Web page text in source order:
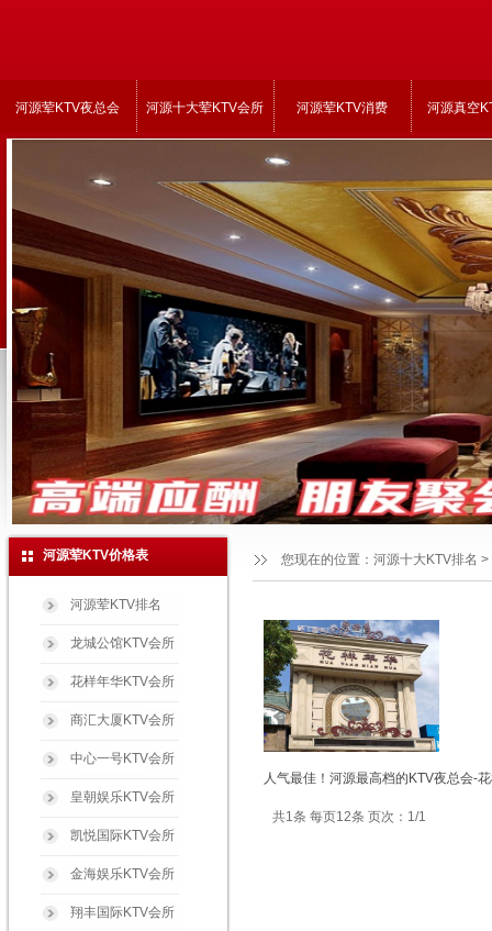
河源荤KTV夜总会 河源十大荤KTV会所 河源荤KTV消费 河源真空
河源荤KTV价格表
河源荤KTV排名
龙城公馆KTV会所
花样年华KTV会所
商汇大厦KTV会所
中心一号KTV会所
皇朝娱乐KTV会所
凯悦国际KTV会所
金海娱乐KTV会所
翔丰国际KTV会所
人气最佳！河源最高档的KTV夜总会-
共1条 每页12条 页次：1/1
您现在的位置： 河源十大KTV排名 >